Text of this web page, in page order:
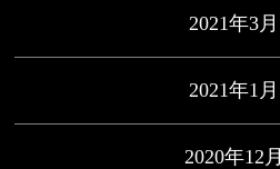
2021年3月
2021年1月
2020年12月